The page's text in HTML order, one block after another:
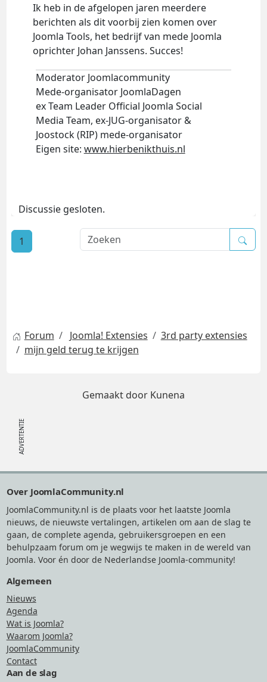
Ik heb in de afgelopen jaren meerdere
berichten als dit voorbij zien komen over
Joomla Tools, het bedrijf van mede Joomla
oprichter Johan Janssens. Succes!
Moderator Joomlacommunity
Mede-organisator JoomlaDagen
ex Team Leader Official Joomla Social
Media Team, ex-JUG-organisator &
Joostock (RIP) mede-organisator
Eigen site: www.hierbenikthuis.nl
Discussie gesloten.
1
Forum Joomla! Extensies
3rd party extensies
mijn geld terug te krijgen
Gemaakt door Kunena
Over JoomlaCommunity.nl
JoomlaCommunity.nl is de plaats voor het laatste Joomla
nieuws, de nieuwste vertalingen, artikelen om aan de slag te
gaan, de complete agenda, gebruikersgroepen en een
behulpzaam forum om je wegwijs te maken in de wereld van
Joomla. Voor én door de Nederlandse Joomla-community!
Algemeen
Nieuws
Agenda
Wat is Joomla?
Waarom Joomla?
JoomlaCommunity
Contact
Aan de slag